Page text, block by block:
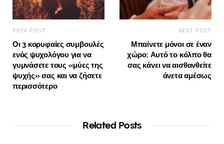
PREV POST
Οι 3 κορυφαίες συμβουλές
ενός ψυχολόγου για να
γυμνάσετε τους «μύες της
ψυχής» σας και να ζήσετε
περισσότερο
NEXT POST
Μπαίνετε μόνοι σε έναν
χώρο; Αυτό το κόλπο θα
σας κάνει να αισθανθείτε
άνετα αμέσως
Related Posts